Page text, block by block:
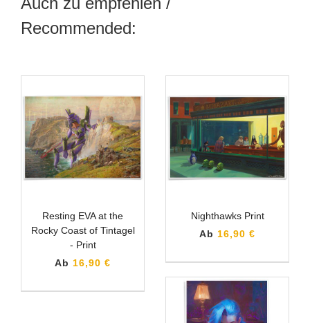
Recommended:
Resting EVA at the
Rocky Coast of Tintagel
- Print
Ab 16,90 €
Nighthawks Print
Ab 16,90 €